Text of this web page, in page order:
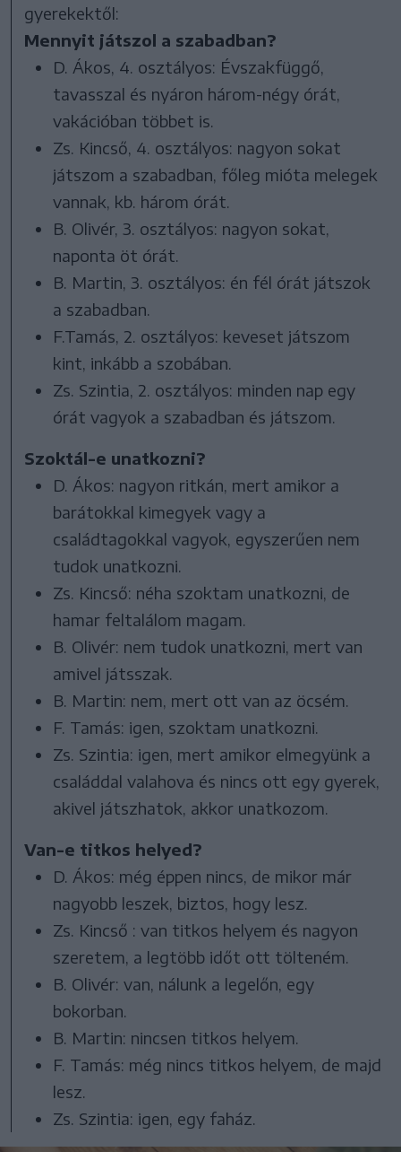
gyerekektől:
Mennyit játszol a szabadban?
D. Ákos, 4. osztályos: Évszakfüggő,
tavasszal és nyáron három-négy órát,
vakációban többet is.
Zs. Kincső, 4. osztályos: nagyon sokat
játszom a szabadban, főleg mióta melegek
vannak, kb. három órát.
B. Olivér, 3. osztályos: nagyon sokat,
naponta öt órát.
B. Martin, 3. osztályos: én fél órát játszok
a szabadban.
F.Tamás, 2. osztályos: keveset játszom
kint, inkább a szobában.
Zs. Szintia, 2. osztályos: minden nap egy
órát vagyok a szabadban és játszom.
Szoktál-e unatkozni?
D. Ákos: nagyon ritkán, mert amikor a
barátokkal kimegyek vagy a
családtagokkal vagyok, egyszerűen nem
tudok unatkozni.
Zs. Kincső: néha szoktam unatkozni, de
hamar feltalálom magam.
B. Olivér: nem tudok unatkozni, mert van
amivel játsszak.
B. Martin: nem, mert ott van az öcsém.
F. Tamás: igen, szoktam unatkozni.
Zs. Szintia: igen, mert amikor elmegyünk a
családdal valahova és nincs ott egy gyerek,
akivel játszhatok, akkor unatkozom.
Van-e titkos helyed?
D. Ákos: még éppen nincs, de mikor már
nagyobb leszek, biztos, hogy lesz.
Zs. Kincső : van titkos helyem és nagyon
szeretem, a legtöbb időt ott tölteném.
B. Olivér: van, nálunk a legelőn, egy
bokorban.
B. Martin: nincsen titkos helyem.
F. Tamás: még nincs titkos helyem, de majd
lesz.
Zs. Szintia: igen, egy faház.